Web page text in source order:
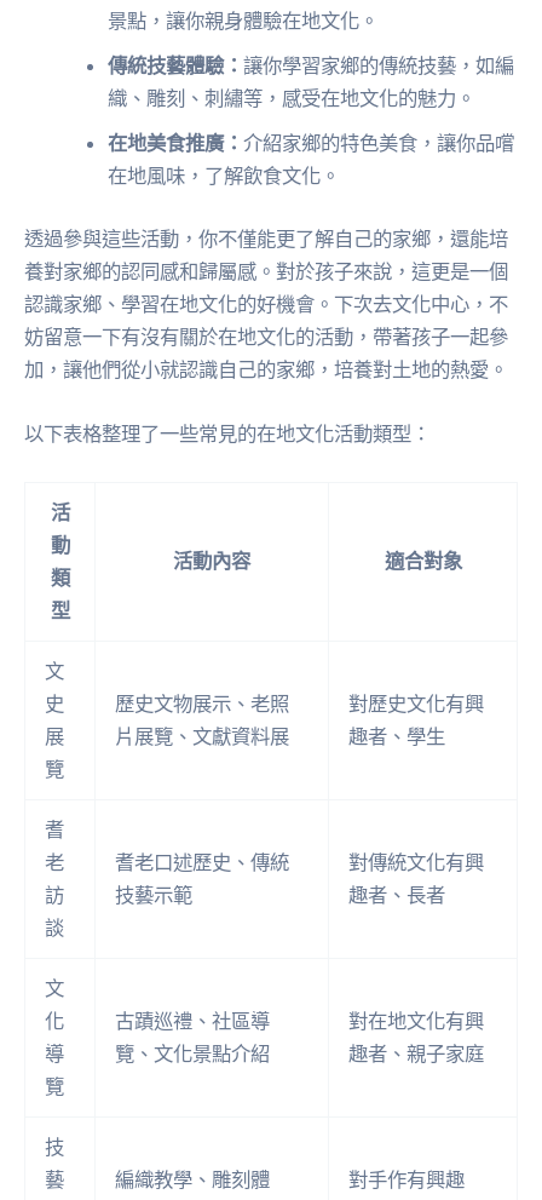
景點，讓你親身體驗在地文化。
傳統技藝體驗：讓你學習家鄉的傳統技藝，如編
織、雕刻、刺繡等，感受在地文化的魅力。
在地美食推廣：介紹家鄉的特色美食，讓你品嚐
在地風味，了解飲食文化。
透過參與這些活動，你不僅能更了解自己的家鄉，還能培
養對家鄉的認同感和歸屬感。對於孩子來說，這更是一個
認識家鄉、學習在地文化的好機會。下次去文化中心，不
妨留意一下有沒有關於在地文化的活動，帶著孩子一起參
加，讓他們從小就認識自己的家鄉，培養對土地的熱愛。
以下表格整理了一些常見的在地文化活動類型：
活
動
類
型
活動內容 適合對象
文
史
展
覽
歷史文物展示、老照
片展覽、文獻資料展
對歷史文化有興
趣者、學生
耆
老
訪
談
耆老口述歷史、傳統
技藝示範
對傳統文化有興
趣者、長者
文
化
導
覽
古蹟巡禮、社區導
覽、文化景點介紹
對在地文化有興
趣者、親子家庭
技
藝
編織教學、雕刻體 對手作有興趣